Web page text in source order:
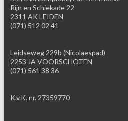
Rijn en Schiekade 22
2311 AK LEIDEN
(071) 512 02 41
Leidseweg 229b (Nicolaespad)
2253 JA VOORSCHOTEN
(071) 561 38 36
K.v.K. nr. 27359770